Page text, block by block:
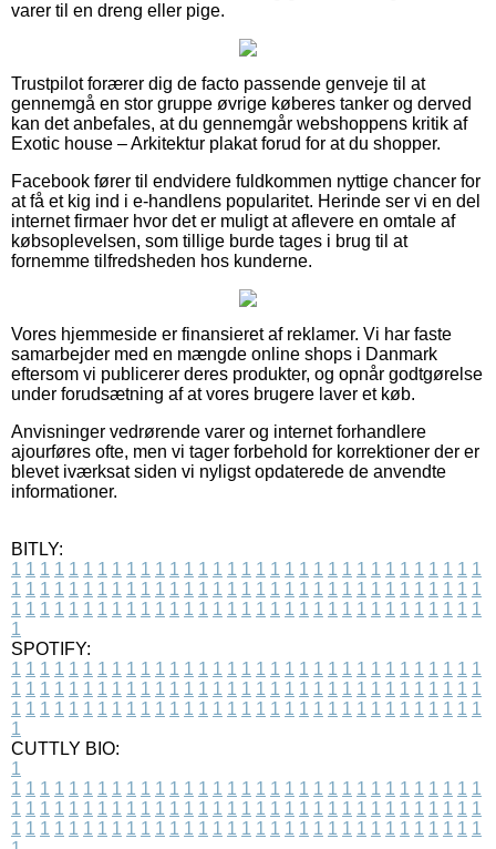
varer til en dreng eller pige.
Trustpilot forærer dig de facto passende genveje til at
gennemgå en stor gruppe øvrige køberes tanker og derved
kan det anbefales, at du gennemgår webshoppens kritik af
Exotic house – Arkitektur plakat forud for at du shopper.
Facebook fører til endvidere fuldkommen nyttige chancer for
at få et kig ind i e-handlens popularitet. Herinde ser vi en del
internet firmaer hvor det er muligt at aflevere en omtale af
købsoplevelsen, som tillige burde tages i brug til at
fornemme tilfredsheden hos kunderne.
Vores hjemmeside er finansieret af reklamer. Vi har faste
samarbejder med en mængde online shops i Danmark
eftersom vi publicerer deres produkter, og opnår godtgørelse
under forudsætning af at vores brugere laver et køb.
Anvisninger vedrørende varer og internet forhandlere
ajourføres ofte, men vi tager forbehold for korrektioner der er
blevet iværksat siden vi nyligst opdaterede de anvendte
informationer.
BITLY:
1 1 1 1 1 1 1 1 1 1 1 1 1 1 1 1 1 1 1 1 1 1 1 1 1 1 1 1 1 1 1 1 1
1 1 1 1 1 1 1 1 1 1 1 1 1 1 1 1 1 1 1 1 1 1 1 1 1 1 1 1 1 1 1 1 1
1 1 1 1 1 1 1 1 1 1 1 1 1 1 1 1 1 1 1 1 1 1 1 1 1 1 1 1 1 1 1 1 1
1
SPOTIFY:
1 1 1 1 1 1 1 1 1 1 1 1 1 1 1 1 1 1 1 1 1 1 1 1 1 1 1 1 1 1 1 1 1
1 1 1 1 1 1 1 1 1 1 1 1 1 1 1 1 1 1 1 1 1 1 1 1 1 1 1 1 1 1 1 1 1
1 1 1 1 1 1 1 1 1 1 1 1 1 1 1 1 1 1 1 1 1 1 1 1 1 1 1 1 1 1 1 1 1
1
CUTTLY BIO:
1
1 1 1 1 1 1 1 1 1 1 1 1 1 1 1 1 1 1 1 1 1 1 1 1 1 1 1 1 1 1 1 1 1
1 1 1 1 1 1 1 1 1 1 1 1 1 1 1 1 1 1 1 1 1 1 1 1 1 1 1 1 1 1 1 1 1
1 1 1 1 1 1 1 1 1 1 1 1 1 1 1 1 1 1 1 1 1 1 1 1 1 1 1 1 1 1 1 1 1